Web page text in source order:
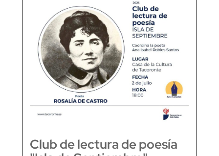
Club de lectura de poesía